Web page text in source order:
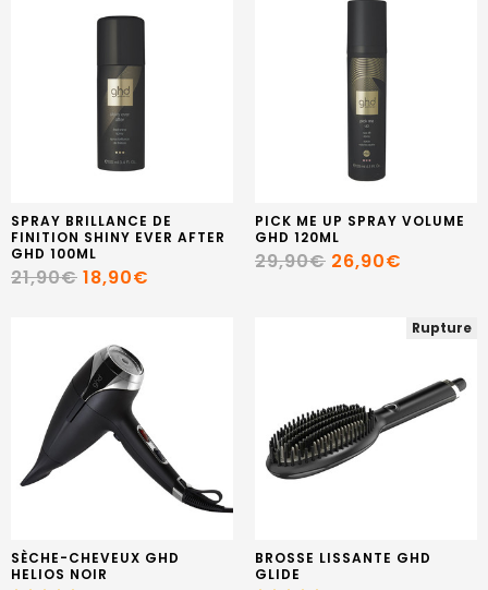
SPRAY BRILLANCE DE
FINITION SHINY EVER AFTER
GHD 100ML
21,90€ 18,90€
PICK ME UP SPRAY VOLUME
GHD 120ML
29,90€ 26,90€
SÈCHE-CHEVEUX GHD
HELIOS NOIR
Rupture
BROSSE LISSANTE GHD
GLIDE